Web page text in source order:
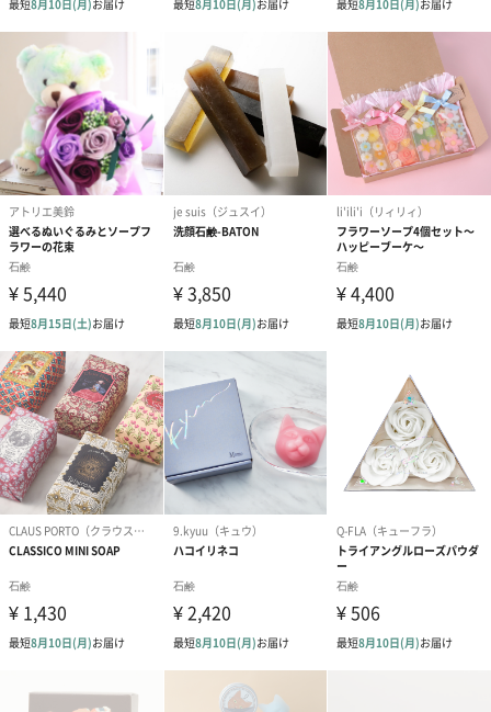
石けん素地、グリセリン、水、PG、ソルビトール、ラ
ウレス硫酸Na、ラウリル硫酸Na、塩化Na、クエン
酸、クエン酸Na、イミノジコハク酸4Na、エチドロン
酸4Na、香料、マイカ、黄203、赤227、青1、緑3
商品サイズ
縦6.1cm×横4.3cm×厚み2.2cm
※手作りのため個体差がございます。
重さ
約55g
※手作りのため個体差がございます。
注意事項
※商品写真はイメージです。すべて手作業で製作して
いるため、柄や色味の出方には個体差がございます。
掲載写真と異なるデザインの商品がお手元に届く場合
がございます。予めご了承の上、ご購入ください。
商品オプション情報
お届けボックスオプション
配送用のダンボールを装飾いたします。お相手のご住所に直接お
送りする際に人気のオプションです。お相手に直接手渡しする場
合は、紙袋との併用もおすすめです。